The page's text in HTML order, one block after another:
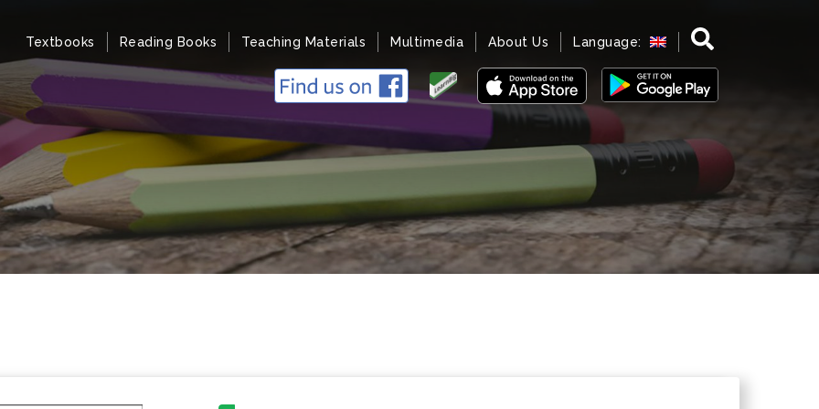
Textbooks Reading Books Teaching Materials Multimedia About Us Language: